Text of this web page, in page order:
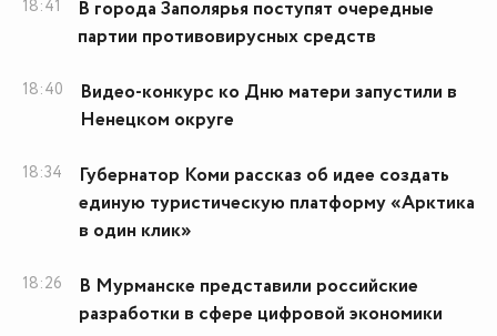
18:41
В города Заполярья поступят очередные
партии противовирусных средств
18:40
Видео-конкурс ко Дню матери запустили в
Ненецком округе
18:34
Губернатор Коми рассказ об идее создать
единую туристическую платформу «Арктика
в один клик»
18:26
В Мурманске представили российские
разработки в сфере цифровой экономики